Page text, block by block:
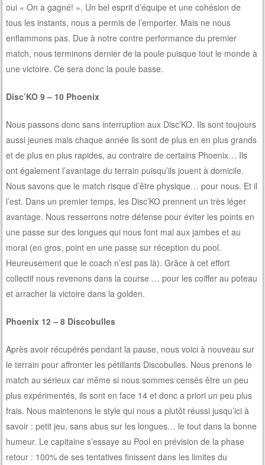
oui « On a gagné! ». Un bel esprit d’équipe et une cohésion de
tous les instants, nous a permis de l’emporter. Mais ne nous
enflammons pas. Due à notre contre performance du premier
match, nous terminons dernier de la poule puisque tout le monde à
une victoire. Ce sera donc la poule basse.
Disc’KO 9 – 10 Phoenix
Nous passons donc sans interruption aux Disc’KO. Ils sont toujours
aussi jeunes mais chaque année ils sont de plus en en plus grands
et de plus en plus rapides, au contraire de certains Phoenix… Ils
ont également l’avantage du terrain puisqu’ils jouent à domicile.
Nous savons que le match risque d’être physique… pour nous. Et il
l’est. Dans un premier temps, les Disc’KO prennent un très léger
avantage. Nous resserrons notre défense pour éviter les points en
une passe sur des longues qui nous font mal aux jambes et au
moral (en gros, point en une passe sur réception du pool.
Heureusement que le coach n’est pas là). Grâce à cet effort
collectif nous revenons dans la course … pour les coiffer au poteau
et arracher la victoire dans la golden.
Phoenix 12 – 8 Discobulles
Après avoir récupérés pendant la pause, nous voici à nouveau sur
le terrain pour affronter les pétillants Discobulles. Nous prenons le
match au sérieux car même si nous sommes censés être un peu
plus expérimentés, ils sont en face 14 et donc a priori un peu plus
frais. Nous maintenons le style qui nous a plutôt réussi jusqu’ici à
savoir : petit jeu, sans abus sur les longues… le tout dans la bonne
humeur. Le capitaine s’essaye au Pool en prévision de la phase
retour : 100% de ses tentatives finissent dans les limites du